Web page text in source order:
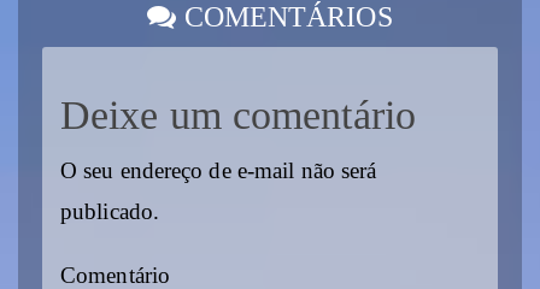
COMENTÁRIOS
Deixe um comentário
O seu endereço de e-mail não será
publicado.
Comentário